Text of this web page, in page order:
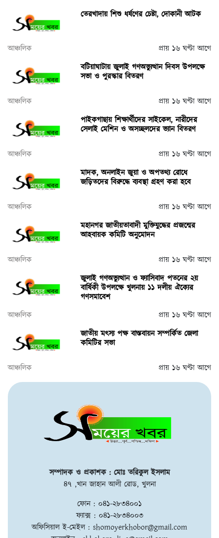
তেরখাদায় শিশু ধর্ষণের চেষ্টা, দোকানী আটক
আঞ্চলিক
প্রায় ১৬ ঘণ্টা আগে
বটিয়াঘাটায় জুলাই গণঅভ্যুত্থান দিবস উপলক্ষে
সভা ও পুরস্কার বিতরণ
আঞ্চলিক
প্রায় ১৬ ঘণ্টা আগে
পাইকগাছায় শিক্ষার্থীদের সাইকেল, নারীদের
সেলাই মেশিন ও অসচ্ছলদের ভ্যান বিতরণ
আঞ্চলিক
প্রায় ১৬ ঘণ্টা আগে
মাদক, অনলাইন জুয়া ও অপতথ্য রোধে
জড়িতদের বিরুদ্ধে ব্যবস্থা গ্রহণ করা হবে
আঞ্চলিক
প্রায় ১৬ ঘণ্টা আগে
মহানগর জাতীয়তাবাদী মুক্তিযুদ্ধের প্রজন্মের
আহবায়ক কমিটি অনুমোদন
আঞ্চলিক
প্রায় ১৬ ঘণ্টা আগে
জুলাই গণঅভ্যুত্থান ও ফ্যাসিবাদ পতনের ২য়
বার্ষিকী উপলক্ষে খুলনায় ১১ দলীয় ঐক্যের
গণসমাবেশ
আঞ্চলিক
প্রায় ১৬ ঘণ্টা আগে
জাতীয় মৎস্য পক্ষ বাস্তবায়ন সম্পর্কিত জেলা
কমিটির সভা
আঞ্চলিক প্রায় ১৬ ঘণ্টা আগে
সম্পাদক ও প্রকাশক : মোঃ তরিকুল ইসলাম
৪৭ ,খান জাহান আলী রোড, খুলনা
ফোন : ০৪১-২৮৩৪০০১
ফ্যাক্স : ০৪১-২৮৩৪০০৩
অফিসিয়াল ই-মেইল : shomoyerkhobor@gmail.com